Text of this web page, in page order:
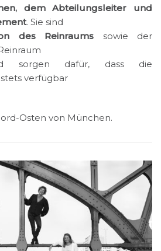
dem Abteilungsleiter und
. Sie sind
des Reinraums sowie der
sorgen dafür, dass die
verfügbar
Osten von München.